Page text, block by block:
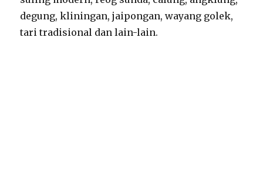
degung, kliningan, jaipongan, wayang golek,
tari tradisional dan lain-lain.